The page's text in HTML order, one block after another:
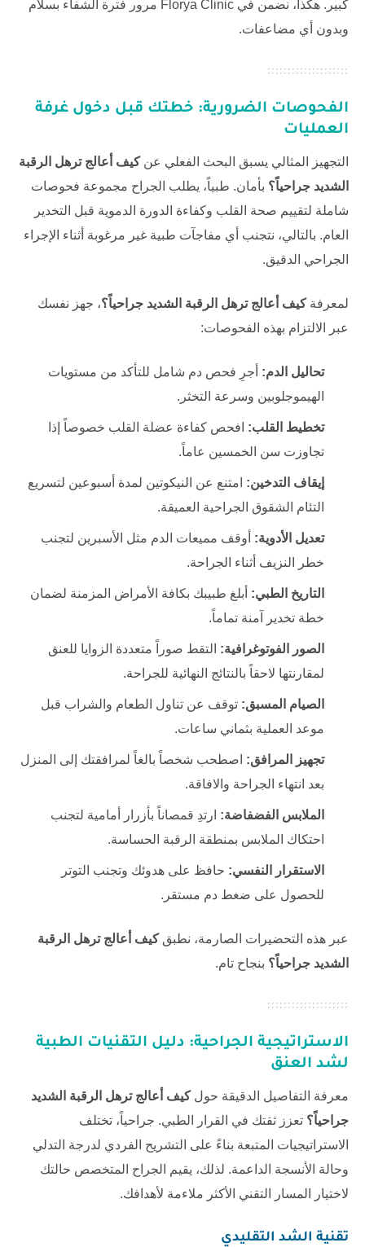
كبير. هكذا، نضمن في Florya Clinic مرور فترة الشفاء بسلام
وبدون أي مضاعفات.
الفحوصات الضرورية: خطتك قبل دخول غرفة
العمليات
التجهيز المثالي يسبق البحث الفعلي عنكيف أعالج ترهل الرقبة
الشديد جراحياً؟ بأمان. طبياً، يطلب الجراح مجموعة فحوصات
شاملة لتقييم صحة القلب وكفاءة الدورة الدموية قبل التخدير
العام. بالتالي، نتجنب أي مفاجآت طبية غير مرغوبة أثناء الإجراء
الجراحي الدقيق.
لمعرفةكيف أعالج ترهل الرقبة الشديد جراحياً؟، جهز نفسك
عبر الالتزام بهذه الفحوصات:
تحاليل الدم: أجرِ فحص دم شامل للتأكد من مستويات
الهيموجلوبين وسرعة التخثر.
تخطيط القلب: افحص كفاءة عضلة القلب خصوصاً إذا
تجاوزت سن الخمسين عاماً.
إيقاف التدخين: امتنع عن النيكوتين لمدة أسبوعين لتسريع
التئام الشقوق الجراحية العميقة.
تعديل الأدوية: أوقف مميعات الدم مثل الأسبرين لتجنب
خطر النزيف أثناء الجراحة.
التاريخ الطبي: أبلغ طبيبك بكافة الأمراض المزمنة لضمان
خطة تخدير آمنة تماماً.
الصور الفوتوغرافية: التقط صوراً متعددة الزوايا للعنق
لمقارنتها لاحقاً بالنتائج النهائية للجراحة.
الصيام المسبق: توقف عن تناول الطعام والشراب قبل
موعد العملية بثماني ساعات.
تجهيز المرافق: اصطحب شخصاً بالغاً لمرافقتك إلى المنزل
بعد انتهاء الجراحة والافاقة.
الملابس الفضفاضة: ارتدِ قمصاناً بأزرار أمامية لتجنب
احتكاك الملابس بمنطقة الرقبة الحساسة.
الاستقرار النفسي: حافظ على هدوئك وتجنب التوتر
للحصول على ضغط دم مستقر.
عبر هذه التحضيرات الصارمة، نطبقكيف أعالج ترهل الرقبة
الشديد جراحياً؟ بنجاح تام.
الاستراتيجية الجراحية: دليل التقنيات الطبية
لشد العنق
معرفة التفاصيل الدقيقة حولكيف أعالج ترهل الرقبة الشديد
جراحياً؟ تعزز ثقتك في القرار الطبي. جراحياً، تختلف
الاستراتيجيات المتبعة بناءً على التشريح الفردي لدرجة التدلي
وحالة الأنسجة الداعمة. لذلك، يقيم الجراح المتخصص حالتك
لاختيار المسار التقني الأكثر ملاءمة لأهدافك.
تقنية الشد التقليدي